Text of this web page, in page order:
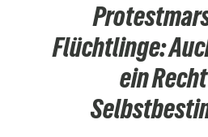
Flüchtlinge:
ein